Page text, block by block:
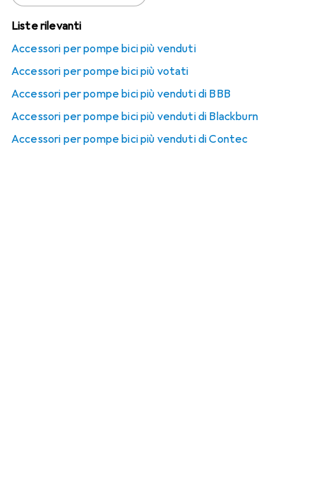
Liste rilevanti
Accessori per pompe bici più venduti
Accessori per pompe bici più votati
Accessori per pompe bici più venduti di BBB
Accessori per pompe bici più venduti di Blackburn
Accessori per pompe bici più venduti di Contec